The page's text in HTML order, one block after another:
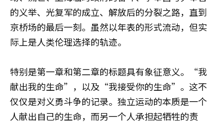
的义举、光复军的成立、解放后的分裂之路，直到
京桥场的最后一刻。虽然以年表的形式流动，但实
际上是人类伦理选择的轨迹。
特别是第一章和第二章的标题具有象征意义。“我
献出我的生命”，以及“我接受你的生命”。这不
仅仅是对义勇斗争的记录。独立运动的本质是一个
人献出自己的生命，而另一个人承担起牺牲的责